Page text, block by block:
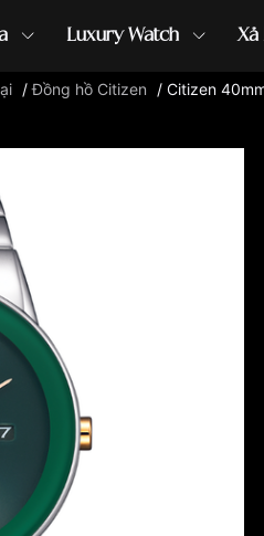
Luxury Watch Xả
đồng hồ G-Shock đồng hồ Orient ...
/Đồng hồ Citizen / Citizen